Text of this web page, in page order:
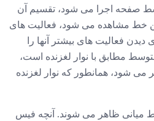
صفحه اجرا می شود، تقسیم آن
خط مشاهده می شود، فعالیت های
فعالیت های بیشتر آنها را
​​مطابق با نوار لغزنده است،
می شود، همانطور که نوار لغزنده
میانی ظاهر می شوند. آنچه فیس